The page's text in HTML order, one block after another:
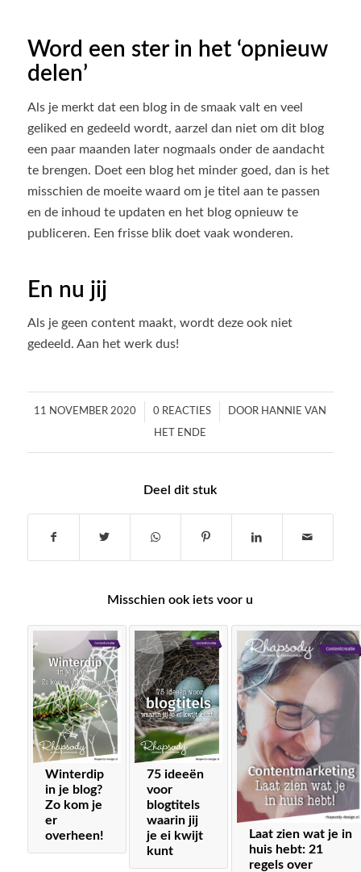
Word een ster in het ‘opnieuw
delen’
Als je merkt dat een blog in de smaak valt en veel
geliked en gedeeld wordt, aarzel dan niet om dit blog
een paar maanden later nogmaals onder de aandacht
te brengen. Doet een blog het minder goed, dan is het
misschien de moeite waard om je titel aan te passen
en de inhoud te updaten en het blog opnieuw te
publiceren. Een frisse blik doet vaak wonderen.
En nu jij
Als je geen content maakt, wordt deze ook niet
gedeeld. Aan het werk dus!
11 NOVEMBER 2020
/ 0 REACTIES
/ DOOR HANNIE VAN
HET ENDE
Deel dit stuk
Misschien ook iets voor u
Winterdip
in je blog?
Zo kom je
er
overheen!
75 ideeën
voor
blogtitels
waarin jij
je ei kwijt
kunt
Laat zien wat je in
huis hebt: 21
regels over